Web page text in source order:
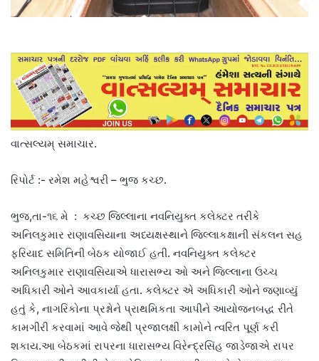
વાત્સલ્યમ્ સમાચાર.
રિપોર્ટ :- રમેશ મહેશ્વરી – ભુજ કચ્છ.
ભુજ,તા-૧૬ મે : કચ્છ જિલ્લાના નવનિયુક્ત કલેક્ટર તરીકે
અનિલકુમાર રાણાવસિયાના અધ્યક્ષસ્થાને જિલ્લાકક્ષાની સંકલન સહ
ફરિયાદ સમિતિની બેઠક યોજાઈ હતી. નવનિયુક્ત કલેક્ટર
અનિલકુમાર રાણાવસિયાએ ધારાસભ્ય ઓ અને જિલ્લાના ઉચ્ચ
અધિકારી ઓને આવકાર્યા હતા. કલેક્ટર એ અધિકારી ઓને જણાવ્યું
હતું કે, નાગરિકોના પ્રશ્નોને પ્રાથમિકતા આપીને આયોજનબદ્ધ રીતે
કામગીરી કરવામાં આવે જેથી પ્રજાલક્ષી કામોને ત્વરિત પૂર્ણ કરી
શકાય.આ બેઠકમાં રાપરના ધારાસભ્ય વિરેન્દ્રસિંહ જાડેજાએ રાપર